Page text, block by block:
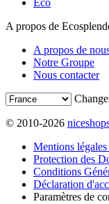
Eco
A propos de
A propos de
Notre Groupe
Nous contacter
© 2010-2026
Mentions
Protection des
Conditions
Déclaration
Paramètres de